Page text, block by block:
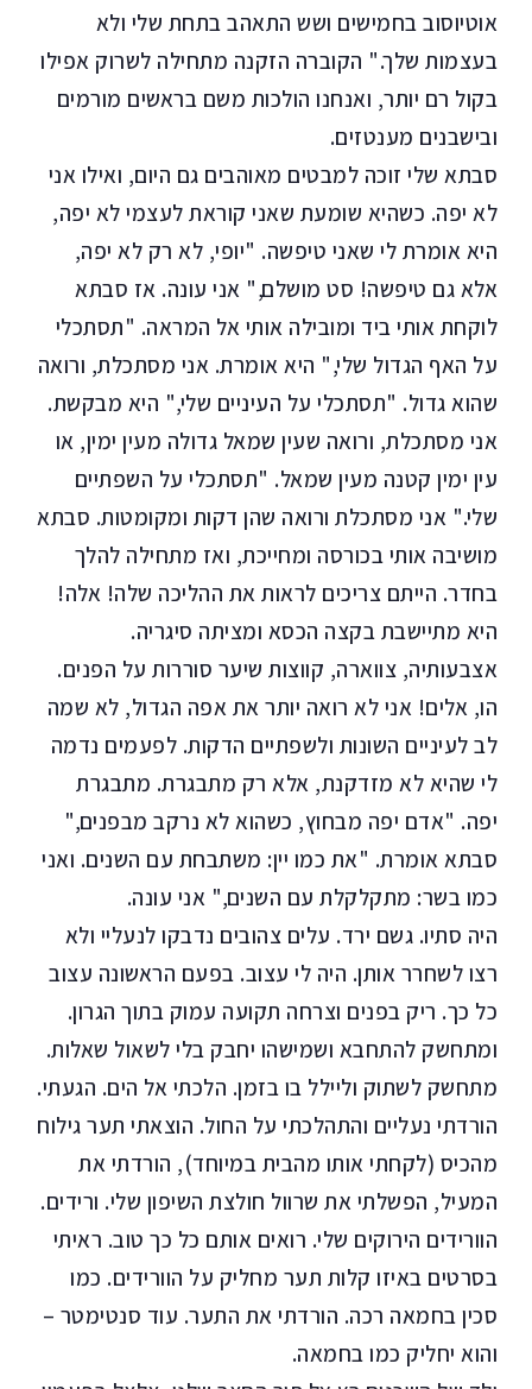
אוטיוסוב בחמישים ושש התאהב בתחת שלי ולא
בעצמות שלך." הקוברה הזקנה מתחילה לשרוק אפילו
בקול רם יותר, ואנחנו הולכות משם בראשים מורמים
ובישבנים מענטזים.
סבתא שלי זוכה למבטים מאוהבים גם היום, ואילו אני
לא יפה. כשהיא שומעת שאני קוראת לעצמי לא יפה,
היא אומרת לי שאני טיפשה. "יופי, לא רק לא יפה,
אלא גם טיפשה! סט מושלם," אני עונה. אז סבתא
לוקחת אותי ביד ומובילה אותי אל המראה. "תסתכלי
על האף הגדול שלי," היא אומרת. אני מסתכלת, ורואה
שהוא גדול. "תסתכלי על העיניים שלי," היא מבקשת.
אני מסתכלת, ורואה שעין שמאל גדולה מעין ימין, או
עין ימין קטנה מעין שמאל. "תסתכלי על השפתיים
שלי." אני מסתכלת ורואה שהן דקות ומקומטות. סבתא
מושיבה אותי בכורסה ומחייכת, ואז מתחילה להלך
בחדר. הייתם צריכים לראות את ההליכה שלה! אלה!
היא מתיישבת בקצה הכסא ומציתה סיגריה.
אצבעותיה, צווארה, קווצות שיער סוררות על הפנים.
הו, אלים! אני לא רואה יותר את אפה הגדול, לא שמה
לב לעיניים השונות ולשפתיים הדקות. לפעמים נדמה
לי שהיא לא מזדקנת, אלא רק מתבגרת. מתבגרת
יפה. "אדם יפה מבחוץ, כשהוא לא נרקב מבפנים,"
סבתא אומרת. "את כמו יין: משתבחת עם השנים. ואני
כמו בשר: מתקלקלת עם השנים," אני עונה.
היה סתיו. גשם ירד. עלים צהובים נדבקו לנעליי ולא
רצו לשחרר אותן. היה לי עצוב. בפעם הראשונה עצוב
כל כך. ריק בפנים וצרחה תקועה עמוק בתוך הגרון.
ומתחשק להתחבא ושמישהו יחבק בלי לשאול שאלות.
מתחשק לשתוק וליילל בו בזמן. הלכתי אל הים. הגעתי.
הורדתי נעליים והתהלכתי על החול. הוצאתי תער גילוח
מהכיס (לקחתי אותו מהבית במיוחד), הורדתי את
המעיל, הפשלתי את שרוול חולצת השיפון שלי. ורידים.
הוורידים הירוקים שלי. רואים אותם כל כך טוב. ראיתי
בסרטים באיזו קלות תער מחליק על הוורידים. כמו
סכין בחמאה רכה. הורדתי את התער. עוד סנטימטר –
והוא יחליק כמו בחמאה.